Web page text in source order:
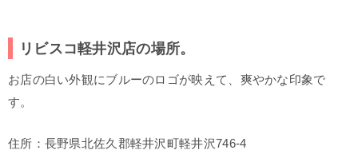
リビスコ軽井沢店の場所。
お店の白い外観にブルーのロゴが映えて、爽やかな印象で
す。
住所：長野県北佐久郡軽井沢町軽井沢746-4